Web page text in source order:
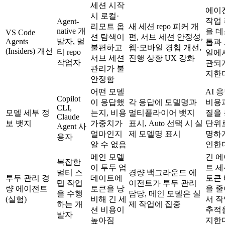
VS Code
Agents
(Insiders) 개선
Agent-
native 개
발자, 멀
티 repo
작업자
세션 시작
시 로컬·
리모트 옵
션 탐색이
불편하고
서브 세션
관리가 불
안정함
새 세션 repo 피커 개
편, 서브 세션 안정성,
웹·모바일 경험 개선,
진행 상황 UX 강화
에이
작업
을
톱과
일에
관되
지한
모델 세부 정
보 뱃지
Copilot
CLI,
Claude
Agent 사
용자
어떤 모델
이 응답했
는지, 비용
가중치가
얼마인지
알 수 없음
각 응답에 모델명과
멀티플라이어 뱃지
표시, Auto 선택 시 실
제 모델명 표시
AI
비용
질을
단위
명하
인한
투두 관리 경
량 에이전트
(실험)
복잡한
멀티 스
텝 작업
을 수행
하는 개
발자
메인 모델
이 투두 업
데이트에
토큰을 낭
비해 긴 세
션 비용이
높아짐
경량 백그라운드 에
이전트가 투두 관리
담당, 메인 모델은 실
제 작업에 집중
긴
트
토큰
을
서 작
추적
지한